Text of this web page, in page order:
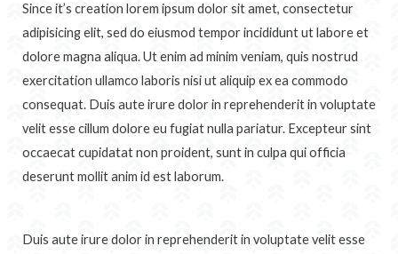
Since it’s creation lorem ipsum dolor sit amet, consectetur
adipisicing elit, sed do eiusmod tempor incididunt ut labore et
dolore magna aliqua. Ut enim ad minim veniam, quis nostrud
exercitation ullamco laboris nisi ut aliquip ex ea commodo
consequat. Duis aute irure dolor in reprehenderit in voluptate
velit esse cillum dolore eu fugiat nulla pariatur. Excepteur sint
occaecat cupidatat non proident, sunt in culpa qui officia
deserunt mollit anim id est laborum.
Duis aute irure dolor in reprehenderit in voluptate velit esse